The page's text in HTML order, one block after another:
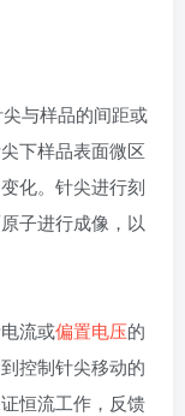
与样品的间距或
下样品表面微区
化。针尖进行刻
子进行成像，以
流或偏置电压的
到控制针尖移动的
恒流工作，反馈